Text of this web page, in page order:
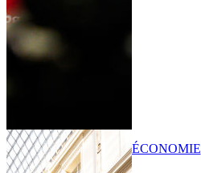
ÉCONOMIE